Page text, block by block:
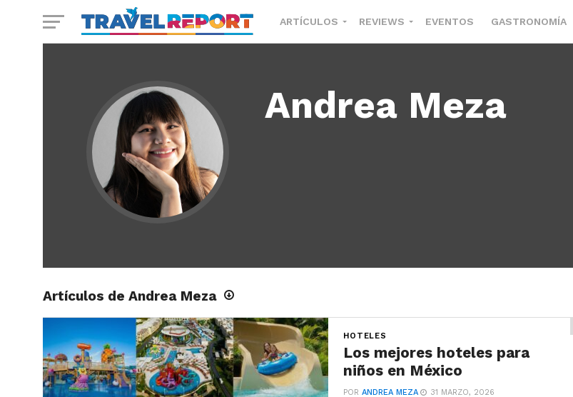
ARTÍCULOS REVIEWS EVENTOS GASTRONOMÍA
Andrea Meza
Artículos de Andrea Meza
HOTELES
Los mejores hoteles para
niños en México
PORANDREA MEZA 31 MARZO, 2026